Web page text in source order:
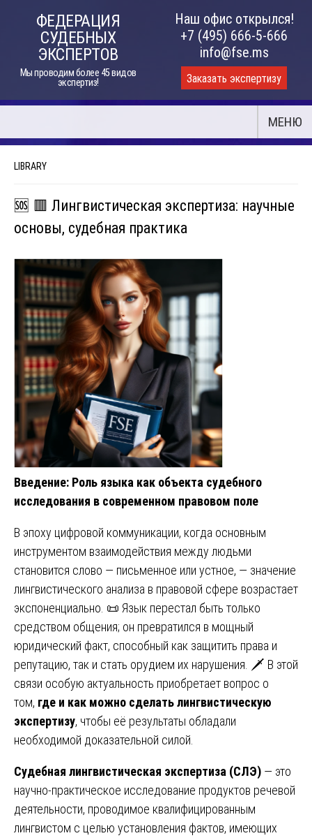
ФЕДЕРАЦИЯ
СУДЕБНЫХ
ЭКСПЕРТОВ
Мы проводим более 45 видов
экспертиз!
Наш офис открылся!
+7 (495) 666-5-666
info@fse.ms
Заказать экспертизу
МЕНЮ
LIBRARY
🆘 🟥 Лингвистическая экспертиза: научные
основы, судебная практика
Введение: Роль языка как объекта судебного
исследования в современном правовом поле
В эпоху цифровой коммуникации, когда основным
инструментом взаимодействия между людьми
становится слово — письменное или устное, — значение
лингвистического анализа в правовой сфере возрастает
экспоненциально. 📜 Язык перестал быть только
средством общения; он превратился в мощный
юридический факт, способный как защитить права и
репутацию, так и стать орудием их нарушения. 🗡️ В этой
связи особую актуальность приобретает вопрос о
том, где и как можно сделать лингвистическую
экспертизу, чтобы её результаты обладали
необходимой доказательной силой.
Судебная лингвистическая экспертиза (СЛЭ) — это
научно-практическое исследование продуктов речевой
деятельности, проводимое квалифицированным
лингвистом с целью установления фактов, имеющих